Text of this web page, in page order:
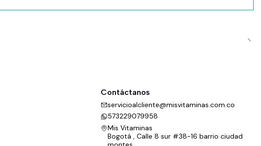
Contáctanos
servicioalcliente@misvitaminas.com.co
573229079958
Mis Vitaminas
Bogotá , Calle 8 sur #38-16 barrio ciudad